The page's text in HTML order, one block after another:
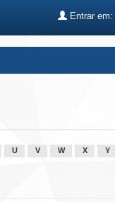
Entrar em:
U V W X Y